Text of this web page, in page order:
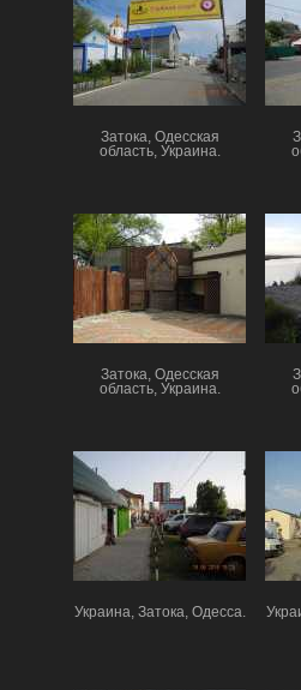
Затока, Одесская
область, Украина.
Затока, Одесская
область, Украина.
Украина, Затока, Одесса.